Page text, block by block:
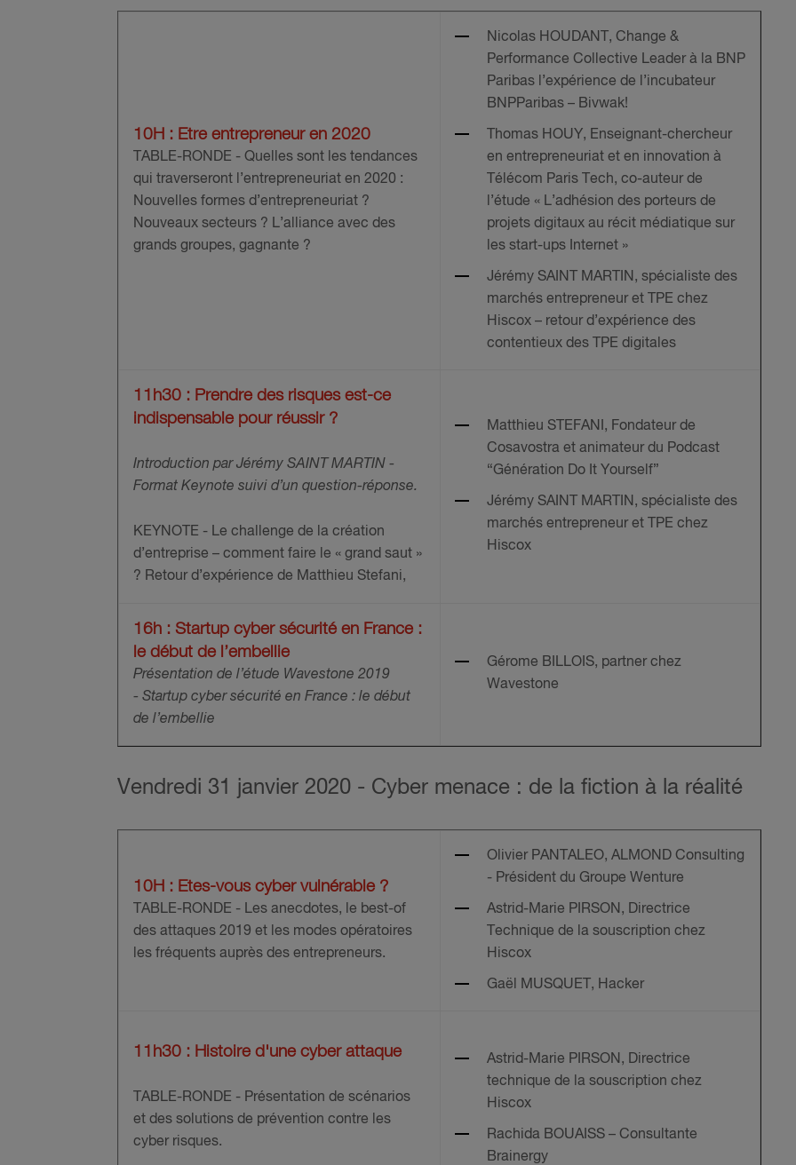
10H : Etre entrepreneur en 2020
TABLE-RONDE - Quelles sont les tendances
qui traverseront l’entrepreneuriat en 2020 :
Nouvelles formes d’entrepreneuriat ?
Nouveaux secteurs ? L’alliance avec des
grands groupes, gagnante ?
Nicolas HOUDANT, Change &
Performance Collective Leader à la BNP
Paribas l’expérience de l’incubateur
BNPParibas – Bivwak!
Thomas HOUY, Enseignant-chercheur
en entrepreneuriat et en innovation à
Télécom Paris Tech, co-auteur de
l’étude « L’adhésion des porteurs de
projets digitaux au récit médiatique sur
les start-ups Internet »
Jérémy SAINT MARTIN, spécialiste des
marchés entrepreneur et TPE chez
Hiscox – retour d’expérience des
contentieux des TPE digitales
11h30 : Prendre des risques est-ce
indispensable pour réussir ?
Introduction par Jérémy SAINT MARTIN -
Format Keynote suivi d’un question-réponse.
KEYNOTE - Le challenge de la création
d’entreprise – comment faire le « grand saut »
? Retour d’expérience de Matthieu Stefani,
Matthieu STEFANI, Fondateur de
Cosavostra et animateur du Podcast
“Génération Do It Yourself”
Jérémy SAINT MARTIN, spécialiste des
marchés entrepreneur et TPE chez
Hiscox
16h : Startup cyber sécurité en France :
le début de l’embellie
Présentation de l’étude Wavestone 2019
- Startup cyber sécurité en France : le début
de l’embellie
Gérome BILLOIS, partner chez
Wavestone
Vendredi 31 janvier 2020 - Cyber menace : de la fiction à la réalité
10H : Etes-vous cyber vulnérable ?
TABLE-RONDE - Les anecdotes, le best-of
des attaques 2019 et les modes opératoires
les fréquents auprès des entrepreneurs.
Olivier PANTALEO, ALMOND Consulting
- Président du Groupe Wenture
Astrid-Marie PIRSON, Directrice
Technique de la souscription chez
Hiscox
Gaël MUSQUET, Hacker
11h30 : Histoire d'une cyber attaque
TABLE-RONDE - Présentation de scénarios
et des solutions de prévention contre les
cyber risques.
Astrid-Marie PIRSON, Directrice
technique de la souscription chez
Hiscox
Rachida BOUAISS – Consultante
Brainergy